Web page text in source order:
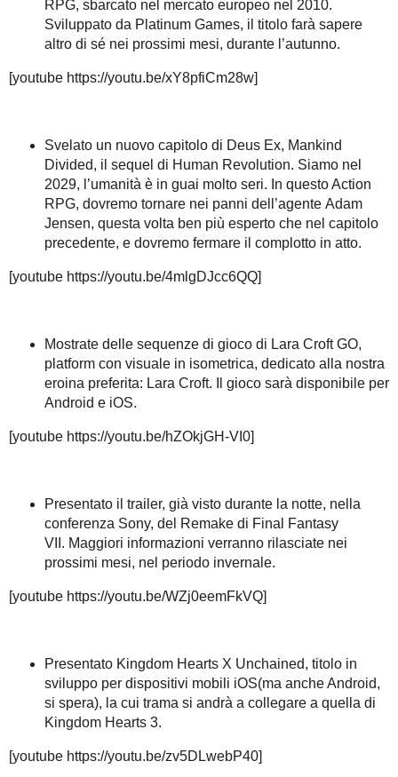
RPG, sbarcato nel mercato europeo nel 2010.
Sviluppato da Platinum Games, il titolo farà sapere
altro di sé nei prossimi mesi, durante l’autunno.
[youtube https://youtu.be/xY8pfiCm28w]
Svelato un nuovo capitolo di Deus Ex, Mankind
Divided, il sequel di Human Revolution. Siamo nel
2029, l’umanità è in guai molto seri. In questo Action
RPG, dovremo tornare nei panni dell’agente Adam
Jensen, questa volta ben più esperto che nel capitolo
precedente, e dovremo fermare il complotto in atto.
[youtube https://youtu.be/4mlgDJcc6QQ]
Mostrate delle sequenze di gioco di Lara Croft GO,
platform con visuale in isometrica, dedicato alla nostra
eroina preferita: Lara Croft. Il gioco sarà disponibile per
Android e iOS.
[youtube https://youtu.be/hZOkjGH-VI0]
Presentato il trailer, già visto durante la notte, nella
conferenza Sony, del Remake di Final Fantasy
VII. Maggiori informazioni verranno rilasciate nei
prossimi mesi, nel periodo invernale.
[youtube https://youtu.be/WZj0eemFkVQ]
Presentato Kingdom Hearts X Unchained, titolo in
sviluppo per dispositivi mobili iOS(ma anche Android,
si spera), la cui trama si andrà a collegare a quella di
Kingdom Hearts 3.
[youtube https://youtu.be/zv5DLwebP40]